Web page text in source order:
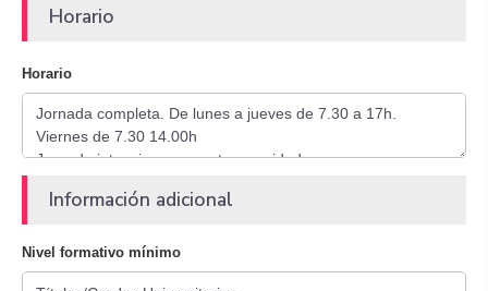
Horario
Horario
Información adicional
Nivel formativo mínimo